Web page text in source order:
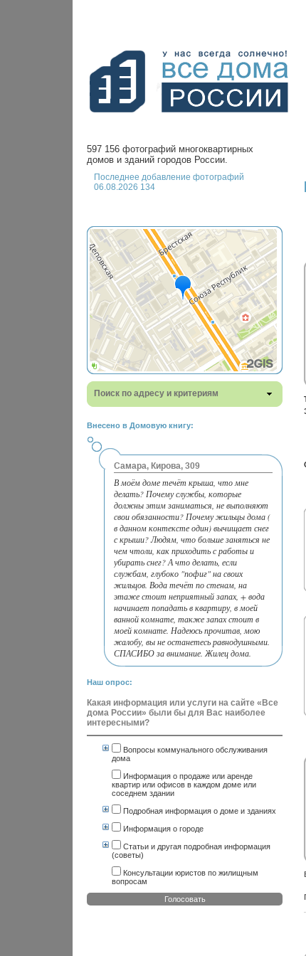
597 156 фотографий многоквартирных
домов и зданий городов России.
Последнее добавление фотографий
06.08.2026 134
Поиск по адресу и критериям
Внесено в Домовую книгу:
Самара, Кирова, 309
В моём доме течёт крыша, что мне
делать? Почему службы, которые
должны этим заниматься, не выполняют
свои обязанности? Почему жильцы дома (
в данном контексте один) вычищает снег
с крыши? Людям, что больше заняться не
чем чтоли, как приходить с работы и
убирать снег? А что делать, если
службам, глубоко "пофиг" на своих
жильцов. Вода течёт по стенам, на
этаже стоит неприятный запах, + вода
начинает попадать в квартиру, в моей
ванной комнате, также запах стоит в
моей комнате. Надеюсь прочитав, мою
жалобу, вы не останетесь равнодушными.
СПАСИБО за внимание. Жилец дома.
Наш опрос:
Какая информация или услуги на сайте «Все
дома России» были бы для Вас наиболее
интересными?
Вопросы коммунального обслуживания
дома
Информация о продаже или аренде
квартир или офисов в каждом доме или
соседнем здании
Подробная информация о доме и зданиях
Информация о городе
Статьи и другая подробная информация
(советы)
Консультации юристов по жилищным
вопросам
Голосовать